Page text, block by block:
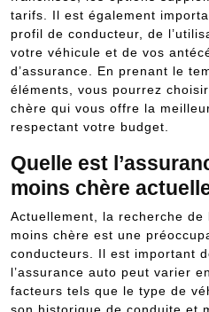
tarifs. Il est également
profil de conducteur, de
votre véhicule et de vos
d’assurance. En prenant le
éléments, vous pourrez
chère qui vous offre la
respectant votre budget.
Quelle est
moins chère
Actuellement, la recherche de
moins chère est une
conducteurs. Il est important
l’assurance auto peut varier
facteurs tels que le type de
son historique de conduite et